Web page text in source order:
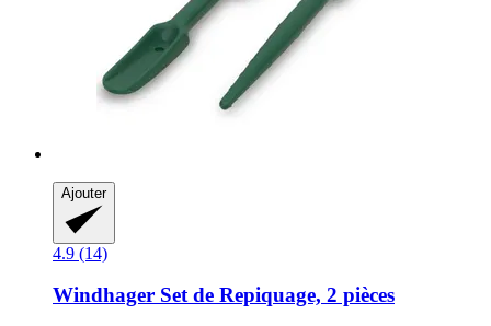
Ajouter
4.9 (14)
Windhager Set de Repiquage, 2 pièces